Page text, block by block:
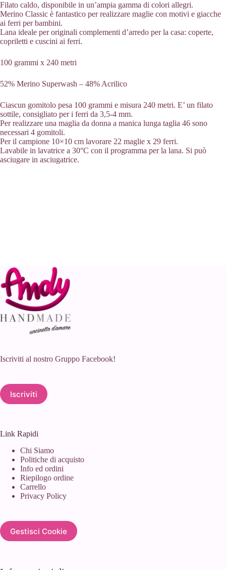
Filato caldo, disponibile in un’ampia gamma di colori allegri.
Merino Classic è fantastico per realizzare maglie con motivi e giacche
ai ferri per bambini.
Lana ideale per originali complementi d’arredo per la casa: coperte,
copriletti e cuscini ai ferri.
100 grammi x 240 metri
52% Merino Superwash – 48% Acrilico
Ciascun gomitolo pesa 100 grammi e misura 240 metri. E’ un filato
sottile, consigliato per i ferri da 3,5-4 mm.
Per realizzare una maglia da donna a manica lunga taglia 46 sono
necessari 4 gomitoli.
Per il campione 10×10 cm lavorare 22 maglie x 29 ferri.
Lavabile in lavatrice a 30°C con il programma per la lana. Si può
asciugare in asciugatrice.
Iscriviti al nostro Gruppo Facebook!
Iscriviti
Link Rapidi
Chi Siamo
Politiche di acquisto
Info ed ordini
Riepilogo ordine
Carrello
Privacy Policy
Gestisci Cookie